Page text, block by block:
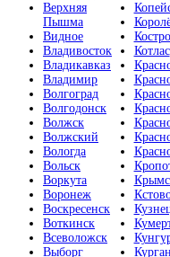
Верхняя
Пышма
Видное
Владивосток
Владикавказ
Владимир
Волгоград
Волгодонск
Волжск
Волжский
Вологда
Вольск
Воркута
Воронеж
Воскресенск
Воткинск
Всеволожск
Выборг
Котлас
Курган